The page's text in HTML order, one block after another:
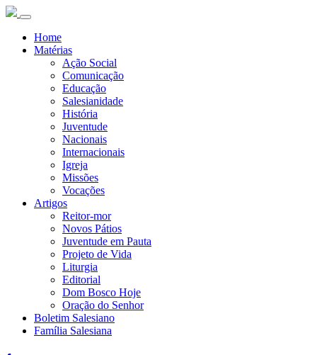
Home
Matérias
Ação Social
Comunicação
Educação
Salesianidade
História
Juventude
Nacionais
Internacionais
Igreja
Missões
Vocações
Artigos
Reitor-mor
Novos Pátios
Juventude em Pauta
Projeto de Vida
Liturgia
Editorial
Dom Bosco Hoje
Oração do Senhor
Boletim Salesiano
Família Salesiana